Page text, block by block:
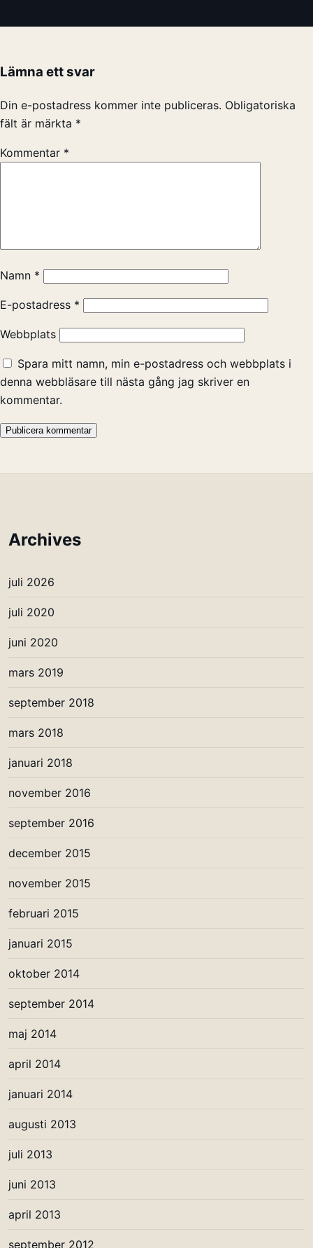
Lämna ett svar
Din e-postadress kommer inte publiceras. Obligatoriska
fält är märkta *
Kommentar *
Namn *
E-postadress *
Webbplats
Spara mitt namn, min e-postadress och webbplats i
denna webbläsare till nästa gång jag skriver en
kommentar.
Archives
juli 2026
juli 2020
juni 2020
mars 2019
september 2018
mars 2018
januari 2018
november 2016
september 2016
december 2015
november 2015
februari 2015
januari 2015
oktober 2014
september 2014
maj 2014
april 2014
januari 2014
augusti 2013
juli 2013
juni 2013
april 2013
september 2012